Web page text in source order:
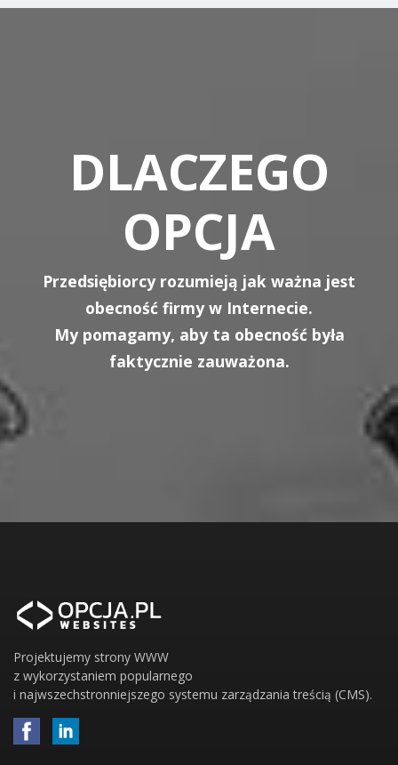
DLACZEGO
OPCJA
Przedsiębiorcy rozumieją jak ważna jest
obecność firmy w Internecie.
My pomagamy, aby ta obecność była
faktycznie zauważona.
Projektujemy strony WWW
z wykorzystaniem popularnego
i najwszechstronniejszego systemu zarządzania treścią (CMS).